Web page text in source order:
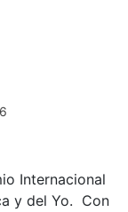
Internacional
y del Yo. Con